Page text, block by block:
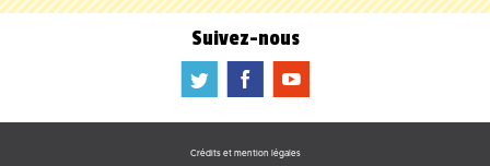
Suivez-nous
a b f
Crédits et mention légales